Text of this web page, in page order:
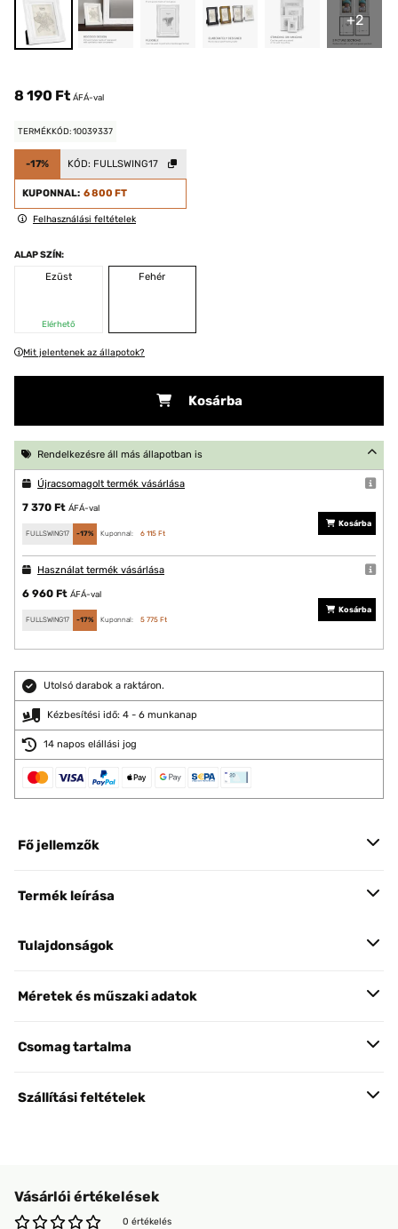
+2
8 190 Ft ÁFÁ-val
TERMÉKKÓD: 10039337
-17% KÓD: FULLSWING17
KUPONNAL: 6 800 FT
Felhasználási feltételek
ALAP SZÍN:
Ezüst
Elérhető
Fehér
Mit jelentenek az állapotok?
Kosárba
Rendelkezésre áll más állapotban is
Újracsomagolt termék vásárlása
7 370 Ft ÁFÁ-val
FULLSWING17 -17% Kuponnal: 6 115 Ft
Kosárba
Használat termék vásárlása
6 960 Ft ÁFÁ-val
FULLSWING17 -17% Kuponnal: 5 775 Ft
Kosárba
Utolsó darabok a raktáron.
Kézbesítési idő: 4 - 6 munkanap
14 napos elállási jog
Fő jellemzők
Termék leírása
Tulajdonságok
Méretek és műszaki adatok
Csomag tartalma
Szállítási feltételek
Vásárlói értékelések
0 értékelés